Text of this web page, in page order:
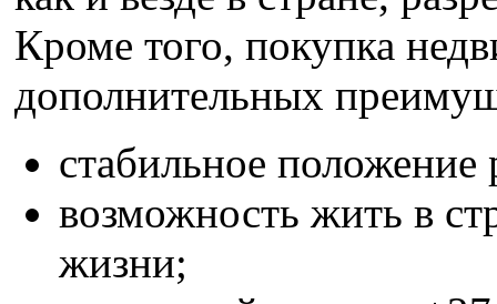
Кроме того, покупка
дополнительных
стабильное
возможность жить в
жизни;